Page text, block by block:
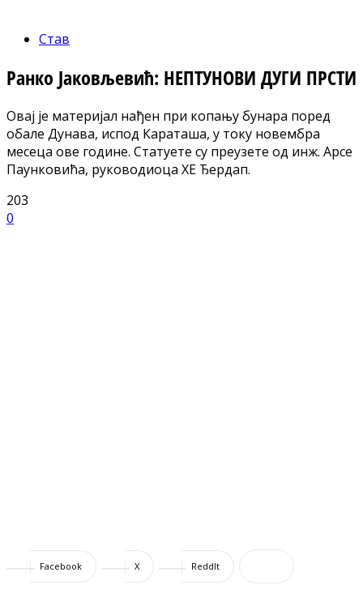
Став
Ранко Јаковљевић: НЕПТУНОВИ ДУГИ ПРСТИ
Овај је материјал нађен при копању бунара поред
обале Дунава, испод Караташа, у току новембра
месеца ове године. Статуете су преузете од инж. Арсе
Паунковића, руководиоца ХЕ Ђердап.
203
0
Facebook X ReddIt